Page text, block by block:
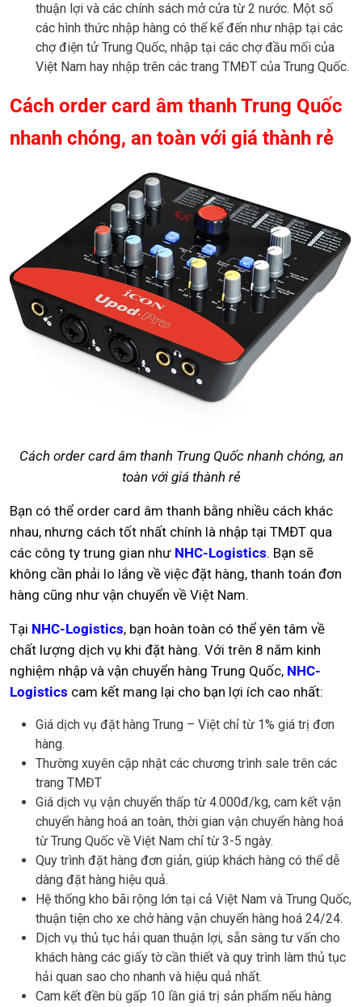
thuận lợi và các chính sách mở cửa từ 2 nước. Một số
các hình thức nhập hàng có thể kể đến như nhập tại các
chợ điện tử Trung Quốc, nhập tại các chợ đầu mối của
Việt Nam hay nhập trên các trang TMĐT của Trung Quốc.
Cách order card âm thanh Trung Quốc
nhanh chóng, an toàn với giá thành rẻ
Cách order card âm thanh Trung Quốc nhanh chóng, an
toàn với giá thành rẻ
Bạn có thể order card âm thanh bằng nhiều cách khác
nhau, nhưng cách tốt nhất chính là nhập tại TMĐT qua
các công ty trung gian như NHC-Logistics. Bạn sẽ
không cần phải lo lắng về việc đặt hàng, thanh toán đơn
hàng cũng như vận chuyển về Việt Nam.
Tại NHC-Logistics, bạn hoàn toàn có thể yên tâm về
chất lượng dịch vụ khi đặt hàng. Với trên 8 năm kinh
nghiệm nhập và vận chuyển hàng Trung Quốc, NHC-
Logistics cam kết mang lại cho bạn lợi ích cao nhất:
Giá dịch vụ đặt hàng Trung – Việt chỉ từ 1% giá trị đơn
hàng.
Thường xuyên cập nhật các chương trình sale trên các
trang TMĐT
Giá dịch vụ vận chuyển thấp từ 4.000đ/kg, cam kết vận
chuyển hàng hoá an toàn, thời gian vận chuyển hàng hoá
từ Trung Quốc về Việt Nam chỉ từ 3-5 ngày.
Quy trình đặt hàng đơn giản, giúp khách hàng có thể dễ
dàng đặt hàng hiệu quả.
Hệ thống kho bãi rộng lớn tại cả Việt Nam và Trung Quốc,
thuận tiện cho xe chở hàng vận chuyển hàng hoá 24/24.
Dịch vụ thủ tục hải quan thuận lợi, sẵn sàng tư vấn cho
khách hàng các giấy tờ cần thiết và quy trình làm thủ tục
hải quan sao cho nhanh và hiệu quả nhất.
Cam kết đền bù gấp 10 lần giá trị sản phẩm nếu hàng